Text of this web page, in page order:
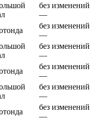
без изменений
—
без изменений
—
без изменений
—
без изменений
—
без изменений
—
без изменений
—